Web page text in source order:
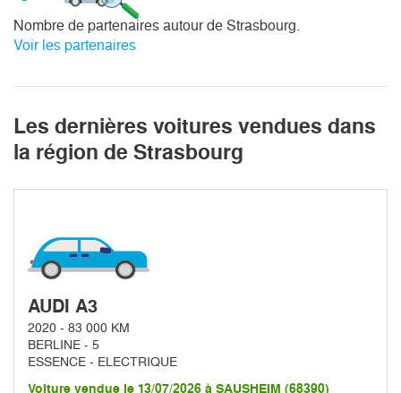
Nombre de partenaires autour de Strasbourg.
Voir les partenaires
Les dernières voitures vendues dans
la région de Strasbourg
AUDI A3
2020 - 83 000 KM
BERLINE - 5
ESSENCE - ELECTRIQUE
Voiture vendue le 13/07/2026 à SAUSHEIM (68390)